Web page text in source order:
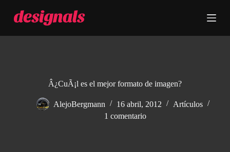
t
Â¿CuÃ¡l es el mejor formato de imagen?
AlejoBergmann 16 abril, 2012
Artículos
1 comentario